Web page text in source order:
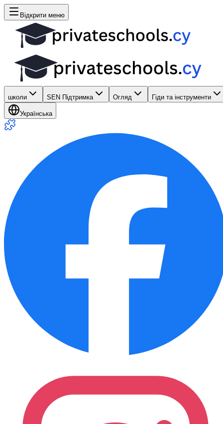
Відкрити меню
школи SEN Підтримка Огляд Гіди та інструменти
Українська